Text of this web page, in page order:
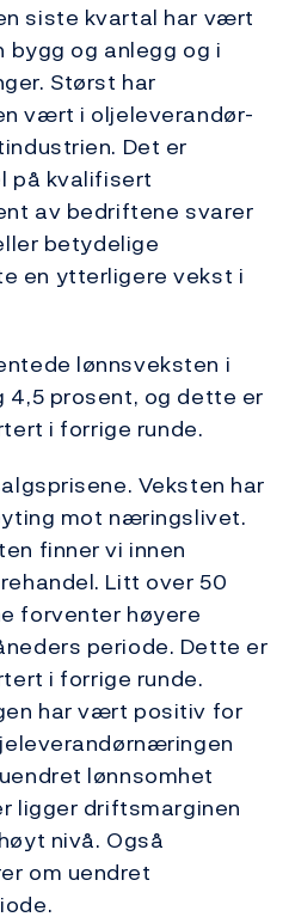
siste kvartal har vært
bygg og anlegg og i
Størst har
vært i oljeleverandør-
Det er
på kvalifisert
av bedriftene svarer
betydelige
en ytterligere vekst i
lønnsveksten i
4,5 prosent, og dette er
i forrige runde.
Veksten har
mot næringslivet.
finner vi innen
Litt over 50
forventer høyere
periode. Dette er
i forrige runde.
har vært positiv for
lønnsomhet
ligger driftsmarginen
nivå. Også
om uendret